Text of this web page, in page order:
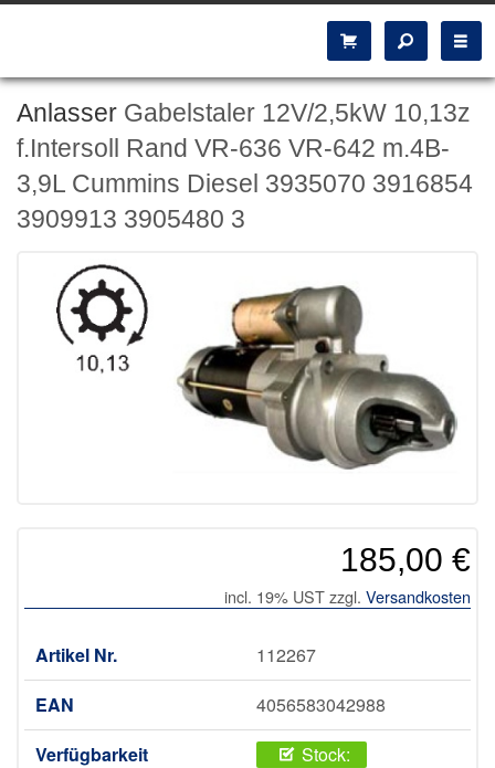
Anlasser Gabelstaler 12V/2,5kW 10,13z
f.Intersoll Rand VR-636 VR-642 m.4B-
3,9L Cummins Diesel 3935070 3916854
3909913 3905480 3
185,00 €
incl. 19% UST zzgl. Versandkosten
Artikel Nr.
112267
EAN
4056583042988
Verfügbarkeit
Stock: